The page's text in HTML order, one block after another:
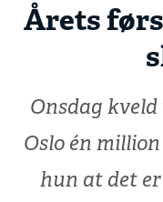
Årets
Onsdag
Oslo én
hun at det